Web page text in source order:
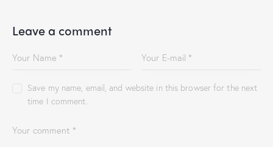
Leave a comment
Save my name, email, and website in this browser for the next
time I comment.